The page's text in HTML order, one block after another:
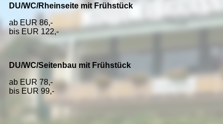
DU/WC/Rheinseite mit Frühstück
ab EUR 86,-
bis EUR 122,-
DU/WC/Seitenbau mit Frühstück
ab EUR 78,-
bis EUR 99,-